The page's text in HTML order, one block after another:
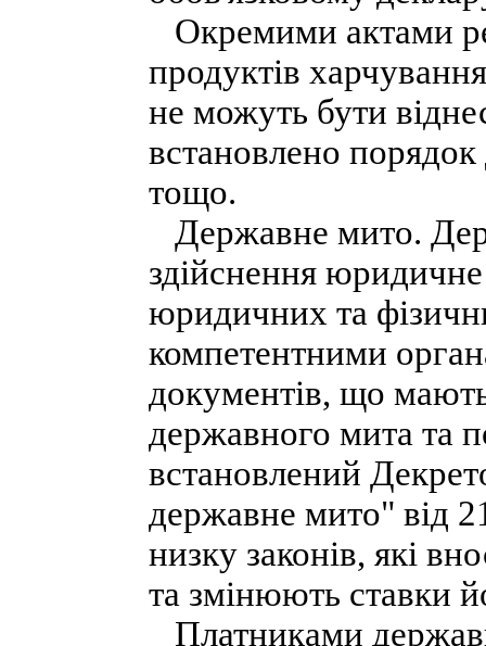
Окремими актами
продуктів
не можуть бути
встановлено
тощо.
Державне мито.
здійснення
юридичних та
компетентними
документів, що
державного мита та
встановлений
державне мито" від
низку законів, які
та змінюють ставки
Платниками